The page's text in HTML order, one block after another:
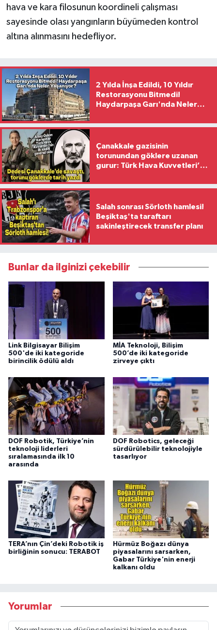
hava ve kara filosunun koordineli çalışması
sayesinde olası yangınların büyümeden kontrol
altına alınmasını hedefliyor.
2 Yılda İnşa Edildi, 10 Yıldır
Restorasyonu Bitmedi!
Haydarpaşa Garı'nda Neler
Çanakkale gazisinin
torunundan göklere uzanan
gurur: Türk Hava Kuvvetleri’nin
Salah sonrası Sörloth hamlesi!
Beşiktaş'ta taraftarı
sakinleştirecek transfer planı
Bunlar da ilginizi çekebilir
Link Bilgisayar Bilişim
500'de iki kategoride
birincilik ödülü aldı
MİA Teknoloji, Bilişim
500’de iki kategoride
zirveye çıktı
DOF Robotik, Türkiye’nin
teknoloji liderleri
sıralamasında ilk 10
arasında
DOF Robotics, geleceği
sürdürülebilir teknolojiyle
tasarlıyor
TERA’nın Çin’deki Robotik iş
birliğinin sonucu: TERABOT
Hürmüz Boğazı dünya
piyasalarını sarsarken,
Gabar Türkiye'nin enerji
kalkanı oldu
Yorumlar